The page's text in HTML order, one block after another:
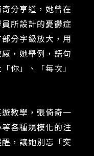
分享道，她曾在
所設計的憂鬱症
分字級放大，用
，她舉例，語句
你」、「每次」
教學，張倚奇一
各種規模化的注
，讓她別忘「突